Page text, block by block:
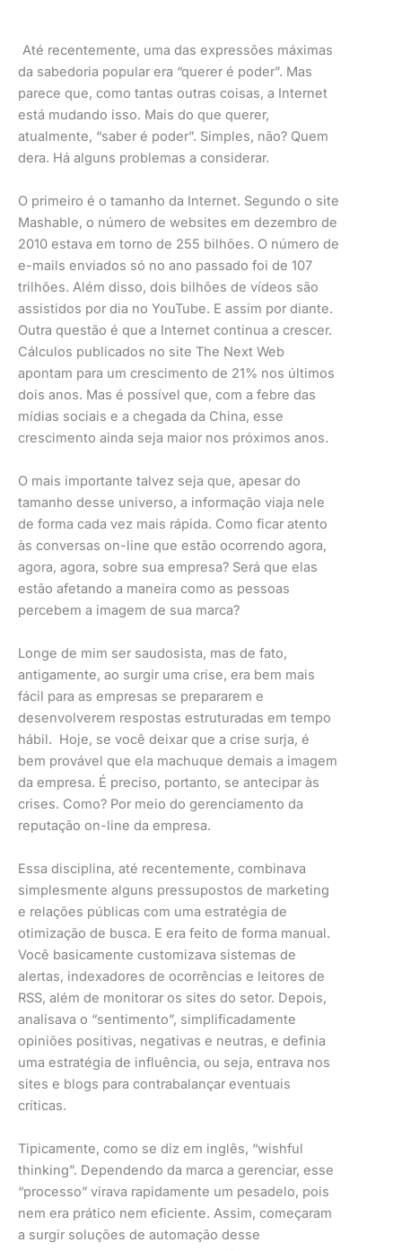
Até recentemente, uma das expressões máximas
da sabedoria popular era “querer é poder”. Mas
parece que, como tantas outras coisas, a Internet
está mudando isso. Mais do que querer,
atualmente, “saber é poder”. Simples, não? Quem
dera. Há alguns problemas a considerar.
O primeiro é o tamanho da Internet. Segundo o site
Mashable, o número de websites em dezembro de
2010 estava em torno de 255 bilhões. O número de
e-mails enviados só no ano passado foi de 107
trilhões. Além disso, dois bilhões de vídeos são
assistidos por dia no YouTube. E assim por diante.
Outra questão é que a Internet continua a crescer.
Cálculos publicados no site The Next Web
apontam para um crescimento de 21% nos últimos
dois anos. Mas é possível que, com a febre das
mídias sociais e a chegada da China, esse
crescimento ainda seja maior nos próximos anos.
O mais importante talvez seja que, apesar do
tamanho desse universo, a informação viaja nele
de forma cada vez mais rápida. Como ficar atento
às conversas on-line que estão ocorrendo agora,
agora, agora, sobre sua empresa? Será que elas
estão afetando a maneira como as pessoas
percebem a imagem de sua marca?
Longe de mim ser saudosista, mas de fato,
antigamente, ao surgir uma crise, era bem mais
fácil para as empresas se prepararem e
desenvolverem respostas estruturadas em tempo
hábil. Hoje, se você deixar que a crise surja, é
bem provável que ela machuque demais a imagem
da empresa. É preciso, portanto, se antecipar às
crises. Como? Por meio do gerenciamento da
reputação on-line da empresa.
Essa disciplina, até recentemente, combinava
simplesmente alguns pressupostos de marketing
e relações públicas com uma estratégia de
otimização de busca. E era feito de forma manual.
Você basicamente customizava sistemas de
alertas, indexadores de ocorrências e leitores de
RSS, além de monitorar os sites do setor. Depois,
analisava o “sentimento”, simplificadamente
opiniões positivas, negativas e neutras, e definia
uma estratégia de influência, ou seja, entrava nos
sites e blogs para contrabalançar eventuais
críticas.
Tipicamente, como se diz em inglês, “wishful
thinking”. Dependendo da marca a gerenciar, esse
“processo” virava rapidamente um pesadelo, pois
nem era prático nem eficiente. Assim, começaram
a surgir soluções de automação desse